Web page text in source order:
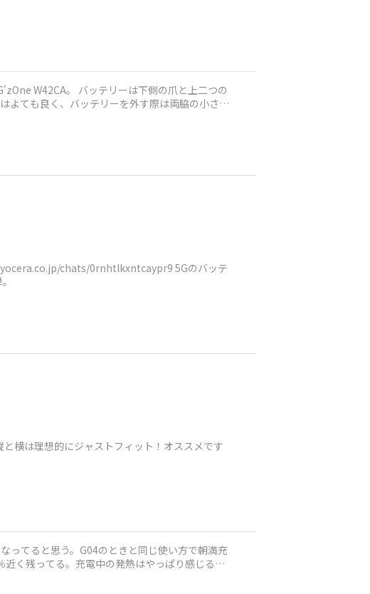
W42CA。 バッテリーは下側の爪と上二つの
よても良く、バッテリーを外す際は両脇の小さな
chats/0rnhtlkxntcaypr9 5Gのバッテ
横は理想的にジャストフィット！オススメです
ってると思う。G04のときと同じ使い方で朝満充
く残ってる。充電中の発熱はやっぱり感じるけ